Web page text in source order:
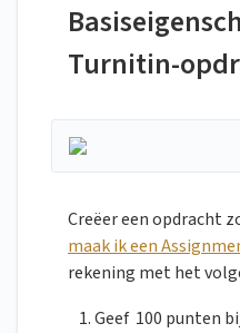
Turnitin-
Creëer een opdracht
maak ik een
rekening met het
Geef 100 punten